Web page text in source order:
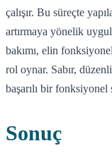
çalışır. Bu süreçte
artırmaya yönelik
bakımı, elin
rol oynar. Sabır,
başarılı bir
Sonuç